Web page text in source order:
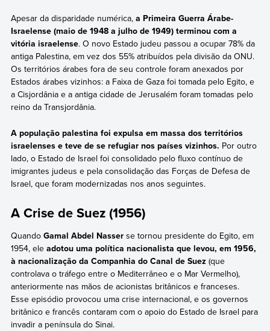
Apesar da disparidade numérica, a Primeira Guerra Árabe-
Israelense (maio de 1948 a julho de 1949) terminou com a
vitória israelense. O novo Estado judeu passou a ocupar 78% da
antiga Palestina, em vez dos 55% atribuídos pela divisão da ONU.
Os territórios árabes fora de seu controle foram anexados por
Estados árabes vizinhos: a Faixa de Gaza foi tomada pelo Egito, e
a Cisjordânia e a antiga cidade de Jerusalém foram tomadas pelo
reino da Transjordânia.
A população palestina foi expulsa em massa dos territórios
israelenses e teve de se refugiar nos países vizinhos. Por outro
lado, o Estado de Israel foi consolidado pelo fluxo contínuo de
imigrantes judeus e pela consolidação das Forças de Defesa de
Israel, que foram modernizadas nos anos seguintes.
A Crise de Suez (1956)
Quando Gamal Abdel Nasser se tornou presidente do Egito, em
1954, eleadotou uma política nacionalista que levou, em 1956,
à nacionalização da Companhia do Canal de Suez (que
controlava o tráfego entre o Mediterrâneo e o Mar Vermelho),
anteriormente nas mãos de acionistas britânicos e franceses.
Esse episódio provocou uma crise internacional, e os governos
britânico e francês contaram com o apoio do Estado de Israel para
invadir a península do Sinai.